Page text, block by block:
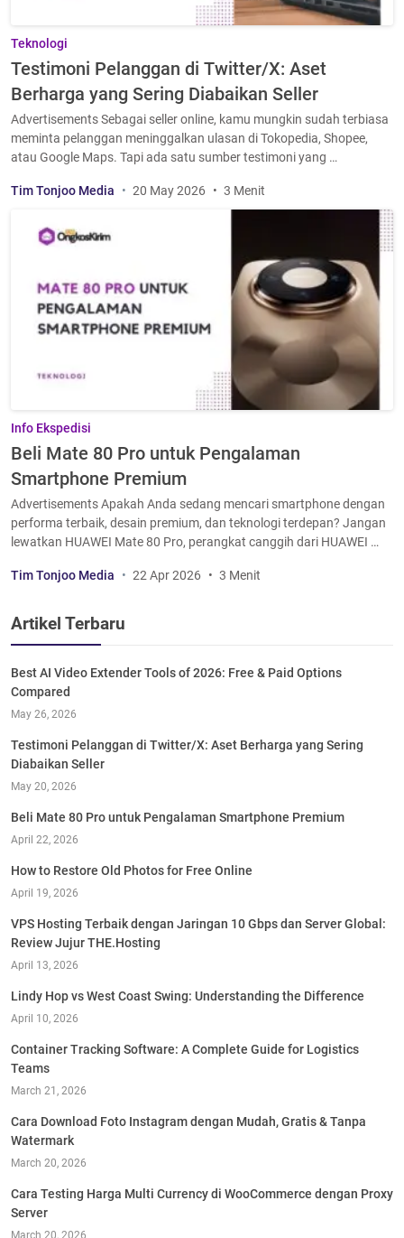
Teknologi
Testimoni Pelanggan di Twitter/X: Aset
Berharga yang Sering Diabaikan Seller
Advertisements Sebagai seller online, kamu mungkin sudah terbiasa
meminta pelanggan meninggalkan ulasan di Tokopedia, Shopee,
atau Google Maps. Tapi ada satu sumber testimoni yang …
Tim Tonjoo Media 20 May 2026 3 Menit
Info Ekspedisi
Beli Mate 80 Pro untuk Pengalaman
Smartphone Premium
Advertisements Apakah Anda sedang mencari smartphone dengan
performa terbaik, desain premium, dan teknologi terdepan? Jangan
lewatkan HUAWEI Mate 80 Pro, perangkat canggih dari HUAWEI …
Tim Tonjoo Media 22 Apr 2026 3 Menit
Artikel Terbaru
Best AI Video Extender Tools of 2026: Free & Paid Options
Compared
May 26, 2026
Testimoni Pelanggan di Twitter/X: Aset Berharga yang Sering
Diabaikan Seller
May 20, 2026
Beli Mate 80 Pro untuk Pengalaman Smartphone Premium
April 22, 2026
How to Restore Old Photos for Free Online
April 19, 2026
VPS Hosting Terbaik dengan Jaringan 10 Gbps dan Server Global:
Review Jujur THE.Hosting
April 13, 2026
Lindy Hop vs West Coast Swing: Understanding the Difference
April 10, 2026
Container Tracking Software: A Complete Guide for Logistics
Teams
March 21, 2026
Cara Download Foto Instagram dengan Mudah, Gratis & Tanpa
Watermark
March 20, 2026
Cara Testing Harga Multi Currency di WooCommerce dengan Proxy
Server
March 20, 2026